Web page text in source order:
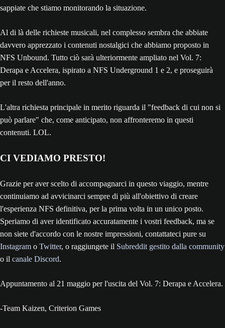
sappiate che stiamo monitorando la situazione.
Al di là delle richieste musicali, nel complesso sembra che abbiate
davvero apprezzato i contenuti nostalgici che abbiamo proposto in
NFS Unbound. Tutto ciò sarà ulteriormente ampliato nel Vol. 7:
Derapa e Accelera, ispirato a NFS Underground 1 e 2, e proseguirà
per il resto dell'anno.
L'altra richiesta principale in merito riguarda il "feedback di cui non si
può parlare" che, come anticipato, non affronteremo in questi
contenuti. LOL.
CI VEDIAMO PRESTO!
Grazie per aver scelto di accompagnarci in questo viaggio, mentre
continuiamo ad avvicinarci sempre di più all'obiettivo di creare
l'esperienza NFS definitiva, per la prima volta in un unico posto.
Speriamo di aver identificato accuratamente i vostri feedback, ma se
non siete d'accordo con le nostre impressioni, contattateci pure su
Instagram o Twitter, o raggiungete il Subreddit gestito dalla community
o il canale Discord.
Appuntamento al 21 maggio per l'uscita del Vol. 7: Derapa e Accelera.
-Team Kaizen, Criterion Games